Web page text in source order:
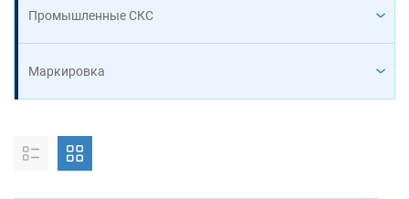
Промышленные СКС
Маркировка